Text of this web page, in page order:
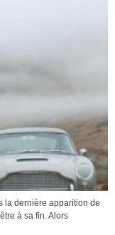
la dernière apparition de
à sa fin. Alors